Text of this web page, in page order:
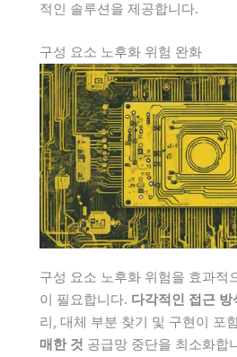
적인 솔루션을 제공합니다.
구성 요소 노후화 위험 완화
구성 요소 노후화 위험을 효과적
이 필요합니다. 다각적인 접근 방
리, 대체 부분 찾기 및 구현이 포
매한 것 공급망 중단을 최소화합